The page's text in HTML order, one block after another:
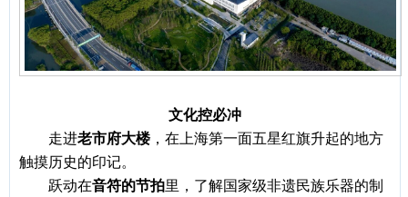
文化控必冲
走进老市府大楼，在上海第一面五星红旗升起的地方
触摸历史的印记。
跃动在音符的节拍里，了解国家级非遗民族乐器的制